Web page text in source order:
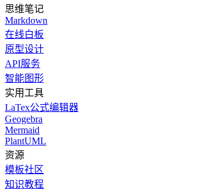
思维笔记
Markdown
在线白板
原型设计
API服务
智能图形
实用工具
LaTex公式编辑器
Geogebra
Mermaid
PlantUML
资源
模板社区
知识教程